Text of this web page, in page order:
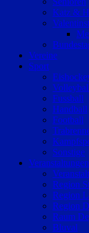
Katz &
Vereine
Sport
Fussball
Handball
Football
Sonstige
Veranstaltungen
Region
Region
Region
Raum
Bluval